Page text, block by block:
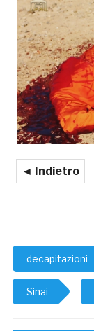
◄ Indietro
decapitazioni
Sinai